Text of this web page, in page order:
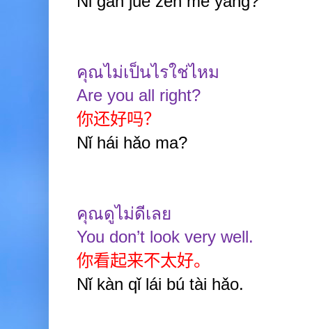
คุณไม่เป็นไรใช่ไหม
Are you all right?
你还好吗？
Nǐ hái hǎo ma?
คุณดูไม่ดีเลย
You don’t look very well.
你看起来不太好。
Nǐ kàn qǐ lái bú tài hǎo.